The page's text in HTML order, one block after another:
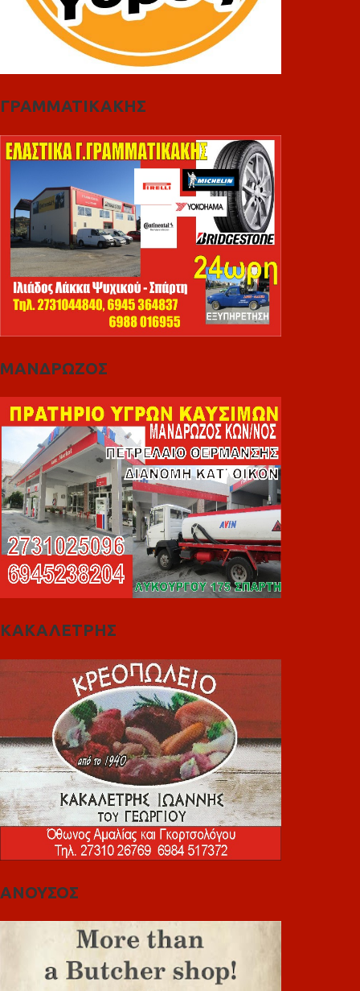
ΓΡΑΜΜΑΤΙΚΑΚΗΣ
ΜΑΝΔΡΩΖΟΣ
ΚΑΚΑΛΕΤΡΗΣ
ΑΝΟΥΣΟΣ